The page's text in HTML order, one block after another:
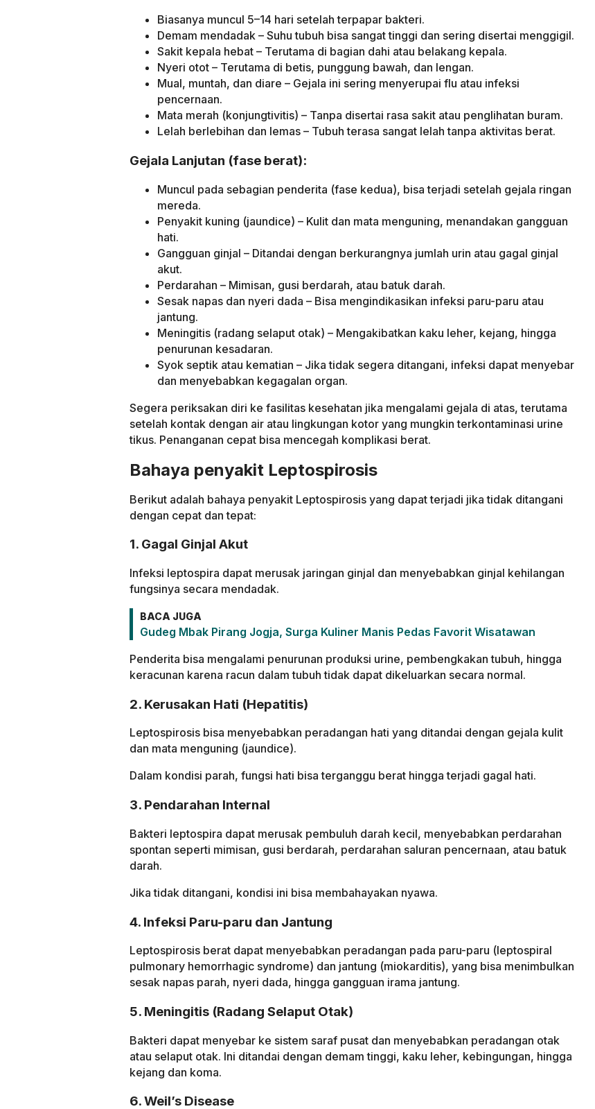
Biasanya muncul 5–14 hari setelah terpapar bakteri.
Demam mendadak – Suhu tubuh bisa sangat tinggi dan sering disertai menggigil.
Sakit kepala hebat – Terutama di bagian dahi atau belakang kepala.
Nyeri otot – Terutama di betis, punggung bawah, dan lengan.
Mual, muntah, dan diare – Gejala ini sering menyerupai flu atau infeksi
pencernaan.
Mata merah (konjungtivitis) – Tanpa disertai rasa sakit atau penglihatan buram.
Lelah berlebihan dan lemas – Tubuh terasa sangat lelah tanpa aktivitas berat.
Gejala Lanjutan (fase berat):
Muncul pada sebagian penderita (fase kedua), bisa terjadi setelah gejala ringan
mereda.
Penyakit kuning (jaundice) – Kulit dan mata menguning, menandakan gangguan
hati.
Gangguan ginjal – Ditandai dengan berkurangnya jumlah urin atau gagal ginjal
akut.
Perdarahan – Mimisan, gusi berdarah, atau batuk darah.
Sesak napas dan nyeri dada – Bisa mengindikasikan infeksi paru-paru atau
jantung.
Meningitis (radang selaput otak) – Mengakibatkan kaku leher, kejang, hingga
penurunan kesadaran.
Syok septik atau kematian – Jika tidak segera ditangani, infeksi dapat menyebar
dan menyebabkan kegagalan organ.
Segera periksakan diri ke fasilitas kesehatan jika mengalami gejala di atas, terutama
setelah kontak dengan air atau lingkungan kotor yang mungkin terkontaminasi urine
tikus. Penanganan cepat bisa mencegah komplikasi berat.
Bahaya penyakit Leptospirosis
Berikut adalah bahaya penyakit Leptospirosis yang dapat terjadi jika tidak ditangani
dengan cepat dan tepat:
1. Gagal Ginjal Akut
Infeksi leptospira dapat merusak jaringan ginjal dan menyebabkan ginjal kehilangan
fungsinya secara mendadak.
BACA JUGA
Gudeg Mbak Pirang Jogja, Surga Kuliner Manis Pedas Favorit Wisatawan
Penderita bisa mengalami penurunan produksi urine, pembengkakan tubuh, hingga
keracunan karena racun dalam tubuh tidak dapat dikeluarkan secara normal.
2. Kerusakan Hati (Hepatitis)
Leptospirosis bisa menyebabkan peradangan hati yang ditandai dengan gejala kulit
dan mata menguning (jaundice).
Dalam kondisi parah, fungsi hati bisa terganggu berat hingga terjadi gagal hati.
3. Pendarahan Internal
Bakteri leptospira dapat merusak pembuluh darah kecil, menyebabkan perdarahan
spontan seperti mimisan, gusi berdarah, perdarahan saluran pencernaan, atau batuk
darah.
Jika tidak ditangani, kondisi ini bisa membahayakan nyawa.
4. Infeksi Paru-paru dan Jantung
Leptospirosis berat dapat menyebabkan peradangan pada paru-paru (leptospiral
pulmonary hemorrhagic syndrome) dan jantung (miokarditis), yang bisa menimbulkan
sesak napas parah, nyeri dada, hingga gangguan irama jantung.
5. Meningitis (Radang Selaput Otak)
Bakteri dapat menyebar ke sistem saraf pusat dan menyebabkan peradangan otak
atau selaput otak. Ini ditandai dengan demam tinggi, kaku leher, kebingungan, hingga
kejang dan koma.
6. Weil’s Disease